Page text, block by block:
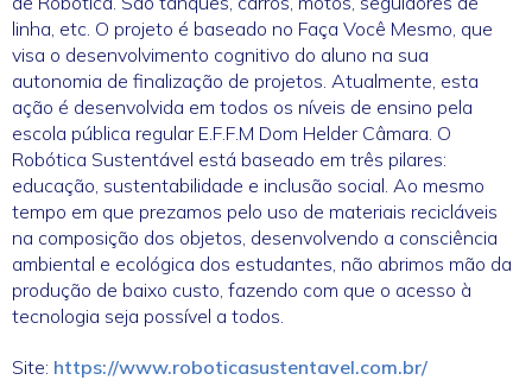
linha, etc. O projeto é baseado no Faça Você Mesmo, que
visa o desenvolvimento cognitivo do aluno na sua
autonomia de finalização de projetos. Atualmente, esta
ação é desenvolvida em todos os níveis de ensino pela
escola pública regular E.F.F.M Dom Helder Câmara. O
Robótica Sustentável está baseado em três pilares:
educação, sustentabilidade e inclusão social. Ao mesmo
tempo em que prezamos pelo uso de materiais recicláveis
na composição dos objetos, desenvolvendo a consciência
ambiental e ecológica dos estudantes, não abrimos mão da
produção de baixo custo, fazendo com que o acesso à
tecnologia seja possível a todos.
Site: https://www.roboticasustentavel.com.br/